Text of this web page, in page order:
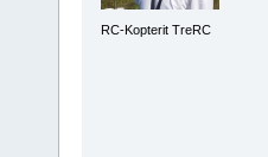
RC-Kopterit TreRC